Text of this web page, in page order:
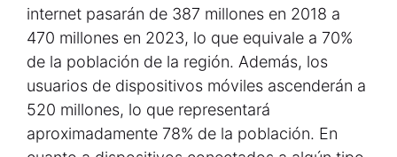
internet pasarán de 387 millones en 2018 a
470 millones en 2023, lo que equivale a 70%
de la población de la región. Además, los
usuarios de dispositivos móviles ascenderán a
520 millones, lo que representará
aproximadamente 78% de la población. En